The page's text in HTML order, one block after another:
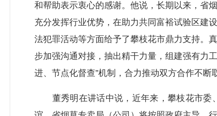
和帮助表示衷心的感谢。他说，长期以来，省
充分发挥行业优势，在助力共同富裕试验区建
法犯罪活动等方面给予了攀枝花市鼎力支持。
步加强沟通对接，抽出精干力量，组建强有
进、节点化督查”机制，合力推动双方合作不断
董秀明在讲话中说，近年来，攀枝花市委